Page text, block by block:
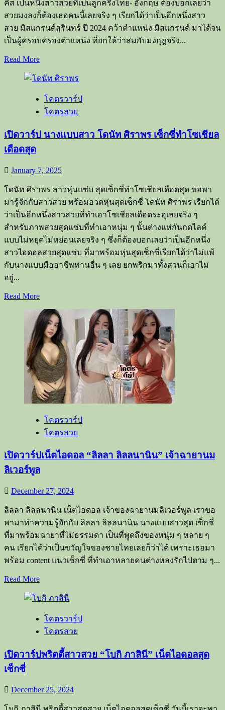
สวย
แซ่
บ
เพิ่ม
แบบ
บึ้ม
สุด
คีส เป็นหนึ่งสาวสวยที่เป็นลูกครึ่งไทย- อังกฤษ ต้องบอกเลยว่า
สวยมงลงก็ต้องเธอคนนี้เลยจริง ๆ เรียกได้ว่าเป็นอีกหนึ่งสาว
สวย มิสแกรนด์สุรินทร์ ปี 2024 คว้าตำแหน่ง มิสแกรนด์ มาได้จน
เป็นผู้ครอบครองตำแหน่ง ที่ยกให้ว่าสมกับมงกุฎจริง...
Read MoreRead
about
วาร์
แบบ
ซา
ลิ
น่า
ฮอด์
จคีส
สาว
ที่
ทำเอา
ล
ร้อน
ระอุ
โคตรวาร์ป
โคตรสวย
เปิดวาร์ป นางแบบสาว โดนัท ศิราพร เซ็กซี่ทำโซเชียล
เดือดสุด
January 7, 2025
โดนัท ศิราพร สาวหุ่นแซ่บ สุดเซ็กซี่ทำโซเชียลเดือดสุด ขอพา
มารู้จักกับสาวสวย พร้อมอวดหุ่นสุดเซ็กซี่ โดนัท ศิราพร เรียกได้
ว่าเป็นอีกหนึ่งสาวสวยที่ทำเอาโซเชียลเดือดระอุเลยจริง ๆ
สำหรับภาพสวยสุดแซ่บที่ทำเอาหนุ่ม ๆ นั้นต่างแห่กันกดไลค์
แบบไม่หยุดไม่หย่อนเลยจริง ๆ ซึ่งก็ต้องบอกเลยว่าเป็นอีกหนึ่ง
สาวไอดอลสวยสุดแซ่บ ที่มาพร้อมหุ่นสุดเซ็กซี่เรียกได้ว่าไม่แพ้
กับนางแบบมืออาชีพท่านอื่น ๆ เลย ยกพริกมาทั้งสวนก็เอาไม่
อยู่...
Read MoreRead
about
เปิด
วาร์
ป
นาง
แบบ
สาว
โดนัท
พร
เซ็กซี่
ทำ
เชีย
ล
สุด
โคตรวาร์ป
โคตรสวย
เปิดวาร์ปเน็ตไอดอล “ลิลลา ลิลลนานิน” เจ้าฉายานม
ลิเวอร์พูล
December 27, 2024
ลิลลา ลิลลนานิน เน็ตไอดอล เจ้าของฉายานมลิเวอร์พูล เราขอ
พามาทำความรู้จักกับ ลิลลา ลิลลนานิน นางแบบสาวสุด เซ็กซี่
ที่มาพร้อมฉายาที่ไม่ธรรมดา เป็นที่พูดถึงของหนุ่ม ๆ หลาย ๆ
คน เรียกได้ว่าเป็นขวัญใจของชายไทยเลยก็ว่าได้ เพราะเธอมา
พร้อม content แนวเซ็กซี่ ที่ทำเอาหลายคนต่างหลงรักไปตาม ๆ...
Read MoreRead
about
วาร์
ไอ
ลลา
ลิ
โคตรวาร์ป
โคตรสวย
เปิดวาร์ปพริตตี้สาวสวย “โบกิ ภาสินี” เน็ตไอดอลสุด
เซ็กซี่
December 25, 2024